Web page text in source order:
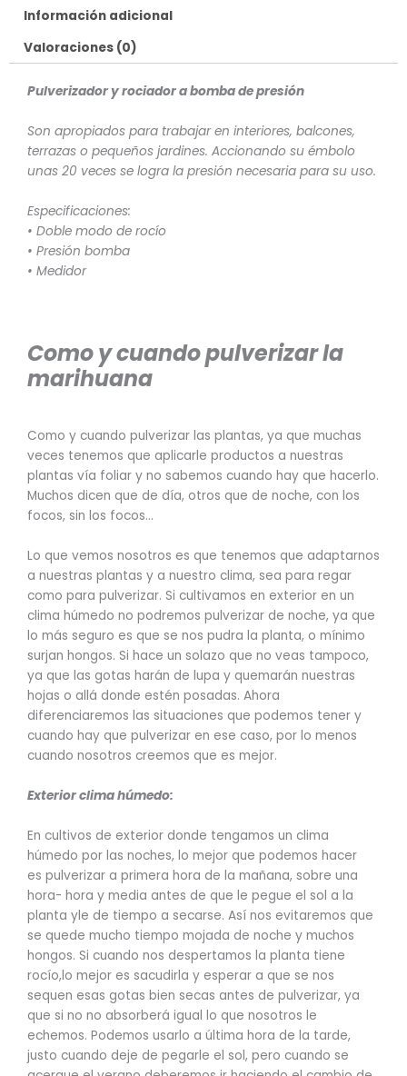
Información adicional
Valoraciones (0)
Pulverizador y rociador a bomba de presión
Son apropiados para trabajar en interiores, balcones,
terrazas o pequeños jardines. Accionando su émbolo
unas 20 veces se logra la presión necesaria para su uso.
Especificaciones:
• Doble modo de rocío
• Presión bomba
• Medidor
Como y cuando pulverizar la
marihuana
Como y cuando pulverizar las plantas, ya que muchas
veces tenemos que aplicarle productos a nuestras
plantas vía foliar y no sabemos cuando hay que hacerlo.
Muchos dicen que de día, otros que de noche, con los
focos, sin los focos…
Lo que vemos nosotros es que tenemos que adaptarnos
a nuestras plantas y a nuestro clima, sea para regar
como para pulverizar. Si cultivamos en exterior en un
clima húmedo no podremos pulverizar de noche, ya que
lo más seguro es que se nos pudra la planta, o mínimo
surjan hongos. Si hace un solazo que no veas tampoco,
ya que las gotas harán de lupa y quemarán nuestras
hojas o allá donde estén posadas. Ahora
diferenciaremos las situaciones que podemos tener y
cuando hay que pulverizar en ese caso, por lo menos
cuando nosotros creemos que es mejor.
Exterior clima húmedo:
En cultivos de exterior donde tengamos un clima
húmedo por las noches, lo mejor que podemos hacer
es pulverizar a primera hora de la mañana, sobre una
hora- hora y media antes de que le pegue el sol a la
planta yle de tiempo a secarse. Así nos evitaremos que
se quede mucho tiempo mojada de noche y muchos
hongos. Si cuando nos despertamos la planta tiene
rocío,lo mejor es sacudirla y esperar a que se nos
sequen esas gotas bien secas antes de pulverizar, ya
que si no no absorberá igual lo que nosotros le
echemos. Podemos usarlo a última hora de la tarde,
justo cuando deje de pegarle el sol, pero cuando se